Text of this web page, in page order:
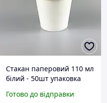
Стакан паперовий 110 мл
білий - 50шт упаковка
Готово до відправки